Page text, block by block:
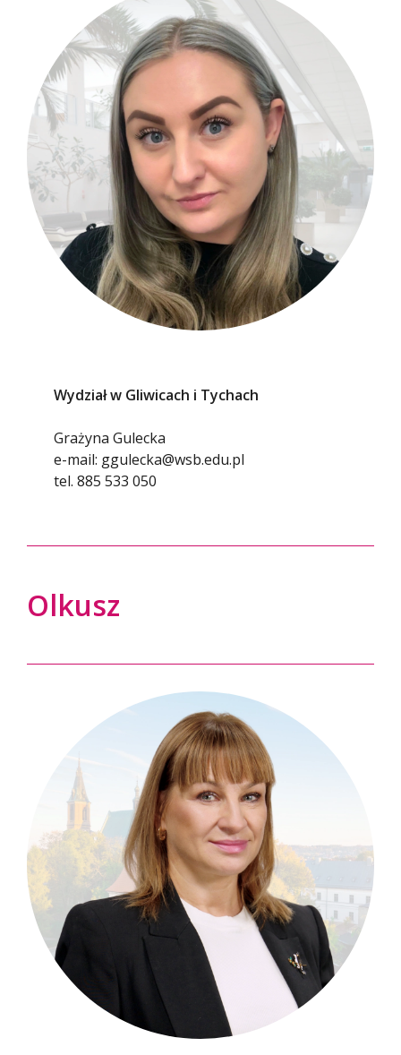
Wydział w Gliwicach i Tychach
Grażyna Gulecka
e-mail: ggulecka@wsb.edu.pl
tel. 885 533 050
Olkusz